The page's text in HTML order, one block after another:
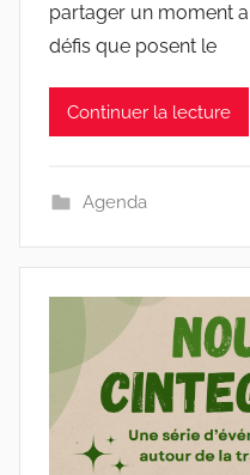
partager un moment
défis que posent le
Continuer la lecture
Agenda